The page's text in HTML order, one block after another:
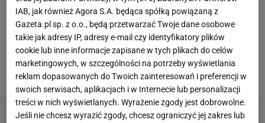
Agnieszka Piskorz, 19 PAŹDZIERNIKA 2025, 11:56
Tak Rafał Majka dał na imię swojej córce. To
nie żart
Norbert Amlicki,5 SIERPNIA 2025, 05:46
IAB, jak również Agora S.A. będąca spółką powiązaną z
Gazeta.pl sp. z o.o., będą przetwarzać Twoje dane osobowe
takie jak adresy IP, adresy e-mail czy identyfikatory plików
cookie lub inne informacje zapisane w tych plikach do celów
marketingowych, w szczególności na potrzeby wyświetlania
reklam dopasowanych do Twoich zainteresowań i preferencji w
swoich serwisach, aplikacjach i w Internecie lub personalizacji
treści w nich wyświetlanych. Wyrażenie zgody jest dobrowolne.
Jeśli nie chcesz wyrazić zgody, chcesz ograniczyć jej zakres lub